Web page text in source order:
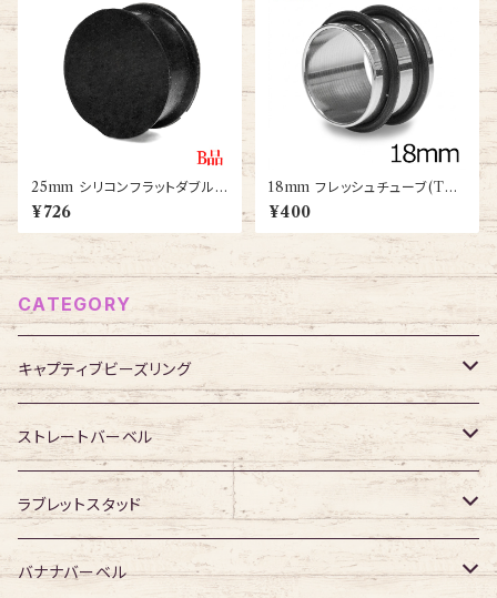
25mm シリコンフラットダブルフ
レアプラグ(PXSD-25m-BK)
¥726
18mm フレッシュチューブ(TB-
ST002-26-18M-SS)
¥400
CATEGORY
キャプティブビーズリング
316Lサージカルステンレス
ジュエル無し
ジュエル有り
サージカルチタン
ジュエル無し
アクリル・その他
ストレートバーベル
316Lサージカルステンレス
ジュエル無し
サージカルチタン
ラブレットスタッド
316Lサージカルステンレス
バナナバーベル